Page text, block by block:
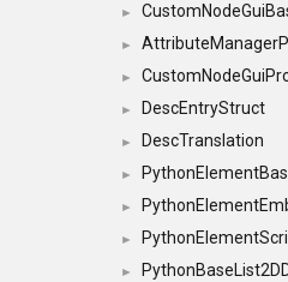
►
►
►
► DescEntryStruct
► DescTranslation
►
►
►
►